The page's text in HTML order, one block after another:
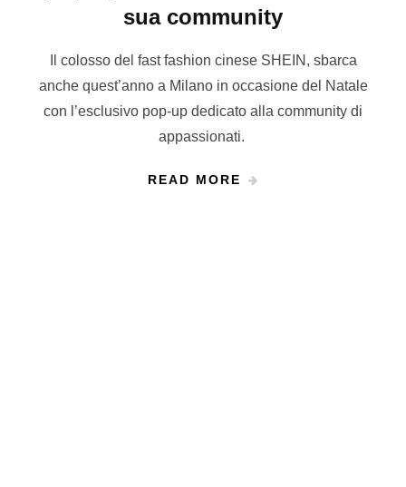
sua community
Il colosso del fast fashion cinese SHEIN, sbarca
anche quest’anno a Milano in occasione del Natale
con l’esclusivo pop-up dedicato alla community di
appassionati.
READ MORE